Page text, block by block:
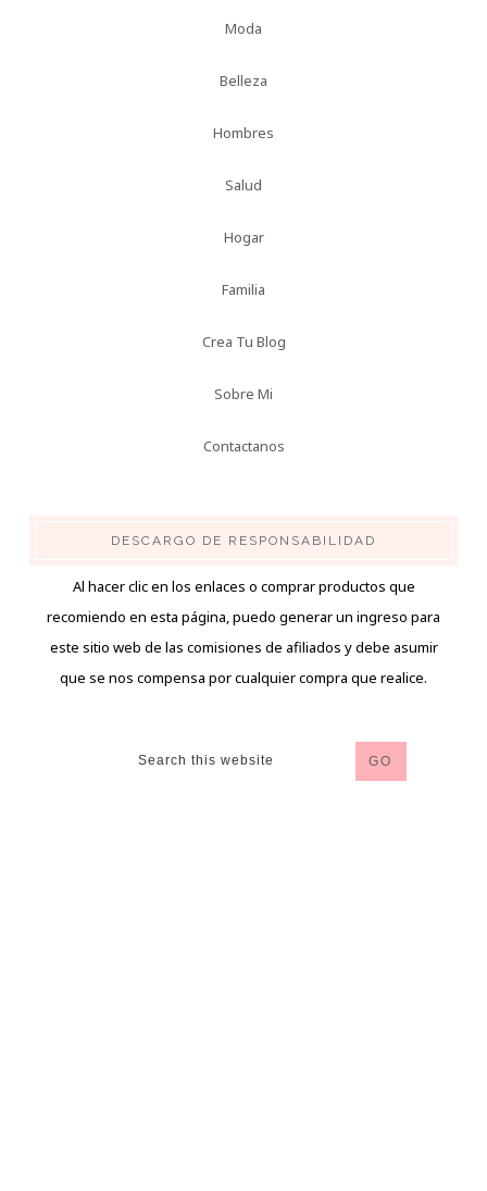
Moda
Belleza
Hombres
Salud
Hogar
Familia
Crea Tu Blog
Sobre Mi
Contactanos
DESCARGO DE RESPONSABILIDAD
Al hacer clic en los enlaces o comprar productos que
recomiendo en esta página, puedo generar un ingreso para
este sitio web de las comisiones de afiliados y debe asumir
que se nos compensa por cualquier compra que realice.